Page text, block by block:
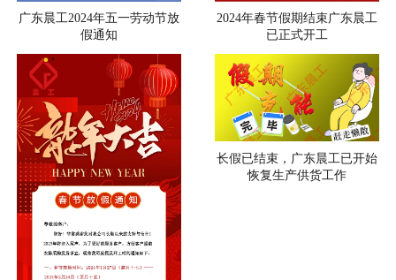
广东晨工2024年五一劳动节放
假通知
2024年春节假期结束广东晨工
已正式开工
长假已结束，广东晨工已开始
恢复生产供货工作